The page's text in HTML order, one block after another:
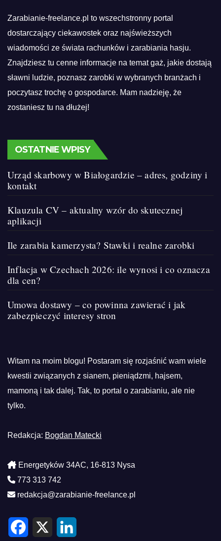
Zarabianie-freelance.pl to wszechstronny portal
dostarczający ciekawostek oraz najświeższych
wiadomości ze świata rachunków i zarabiania hasju.
Znajdziesz tu cenne informacje na temat gaż, jakie dostają
sławni ludzie, poznasz zarobki w wybranych branżach i
poczytasz trochę o gospodarce. Mam nadzieję, że
zostaniesz tu na dłużej!
OSTATNIE WPISY
Urząd skarbowy w Białogardzie – adres, godziny i
kontakt
Klauzula CV – aktualny wzór do skutecznej
aplikacji
Ile zarabia kamerzysta? Stawki i realne zarobki
Inflacja w Czechach 2026: ile wynosi i co oznacza
dla cen?
Umowa dostawy – co powinna zawierać i jak
zabezpieczyć interesy stron
Witam na moim blogu! Postaram się rozjaśnić wam wiele
kwestii związanych z sianem, pieniądzmi, hajsem,
mamoną i tak dalej. Tak, to portal o zarabianiu, ale nie
tylko.
Redakcja: Bogdan Matecki
Energetyków 34AC, 16-813 Nysa
773 313 742
redakcja@zarabianie-freelance.pl
F
X